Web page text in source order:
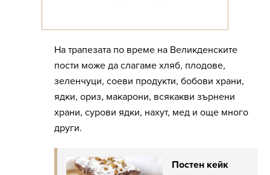
На трапезата по време на Великденските
пости може да слагаме хляб, плодове,
зеленчуци, соеви продукти, бобови храни,
ядки, ориз, макарони, всякакви зърнени
храни, сурови ядки, нахут, мед и още много
други.
Постен кейк